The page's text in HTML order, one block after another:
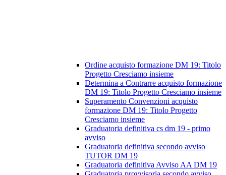
Ordine acquisto formazione DM 19: Titolo
Progetto Cresciamo insieme
Determina a Contrarre acquisto formazione
DM 19: Titolo Progetto Cresciamo insieme
Superamento Convenzioni acquisto
formazione DM 19: Titolo Progetto
Cresciamo insieme
Graduatoria definitiva cs dm 19 - primo
avviso
Graduatoria definitiva secondo avviso
TUTOR DM 19
Graduatoria definitiva Avviso AA DM 19